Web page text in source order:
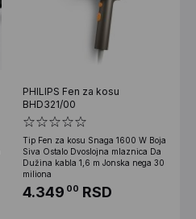
PHILIPS Fen za kosu
BHD321/00
Tip Fen za kosu Snaga 1600 W Boja
Siva Ostalo Dvoslojna mlaznica Da
Dužina kabla 1,6 m Jonska nega 30
miliona
4.349 00 RSD